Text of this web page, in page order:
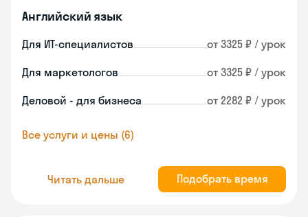
Английский язык
Для ИТ-специалистов от 3325 ₽ / урок
Для маркетологов от 3325 ₽ / урок
Деловой - для бизнеса от 2282 ₽ / урок
Все услуги и цены (6)
Читать дальше Подобрать время